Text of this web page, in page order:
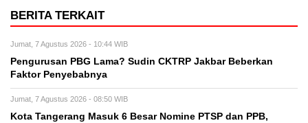
BERITA TERKAIT
Jumat, 7 Agustus 2026 - 10:44 WIB
Pengurusan PBG Lama? Sudin CKTRP Jakbar Beberkan
Faktor Penyebabnya
Jumat, 7 Agustus 2026 - 08:50 WIB
Kota Tangerang Masuk 6 Besar Nomine PTSP dan PPB,